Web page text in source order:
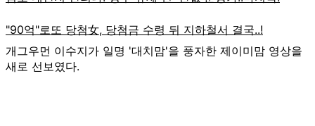
개그우먼 이수지가 일명 '대치맘'을 풍자한 제이미맘 영상을
새로 선보였다.